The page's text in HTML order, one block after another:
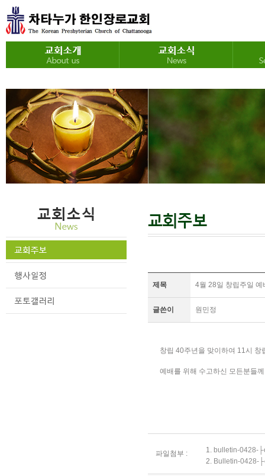
제목 4월 28일 창립주일 예
글쓴이 원민정
창립 40주년을 맞이하여 11시
예배를 위해 수고하신 모든분들
파일첨부 : 1. bulletin-0428-
2. Bulletin-